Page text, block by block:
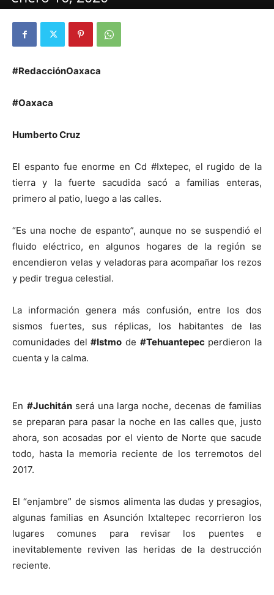
#RedacciónOaxaca
#Oaxaca
Humberto Cruz
El espanto fue enorme en Cd #Ixtepec, el rugido de la
tierra y la fuerte sacudida sacó a familias enteras,
primero al patio, luego a las calles.
“Es una noche de espanto”, aunque no se suspendió el
fluido eléctrico, en algunos hogares de la región se
encendieron velas y veladoras para acompañar los rezos
y pedir tregua celestial.
La información genera más confusión, entre los dos
sismos fuertes, sus réplicas, los habitantes de las
comunidades del#Istmo de #Tehuantepecperdieron la
cuenta y la calma.
En #Juchitánserá una larga noche, decenas de familias
se preparan para pasar la noche en las calles que, justo
ahora, son acosadas por el viento de Norte que sacude
todo, hasta la memoria reciente de los terremotos del
2017.
El “enjambre” de sismos alimenta las dudas y presagios,
algunas familias en Asunción Ixtaltepec recorrieron los
lugares comunes para revisar los puentes e
inevitablemente reviven las heridas de la destrucción
reciente.